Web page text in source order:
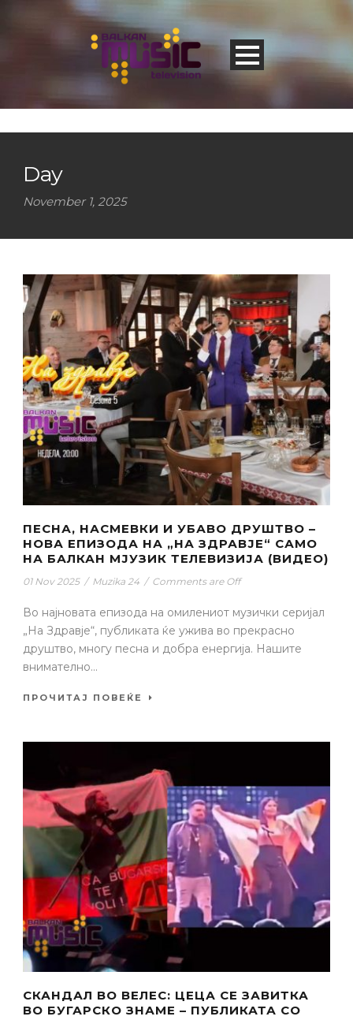
Day
November 1, 2025
ПЕСНА, НАСМЕВКИ И УБАВО ДРУШТВО –
НОВА ЕПИЗОДА НА „НА ЗДРАВЈЕ“ САМО
НА БАЛКАН МЈУЗИК ТЕЛЕВИЗИЈА (ВИДЕО)
01 Nov 2025 / Muzika 24 / Comments are Off
Во најновата епизода на омилениот музички серијал
„На Здравје“, публиката ќе ужива во прекрасно
друштво, многу песна и добра енергија. Нашите
внимателно...
ПРОЧИТАЈ ПОВЕЌЕ
СКАНДАЛ ВО ВЕЛЕС: ЦЕЦА СЕ ЗАВИТКА
ВО БУГАРСКО ЗНАМЕ – ПУБЛИКАТА СО